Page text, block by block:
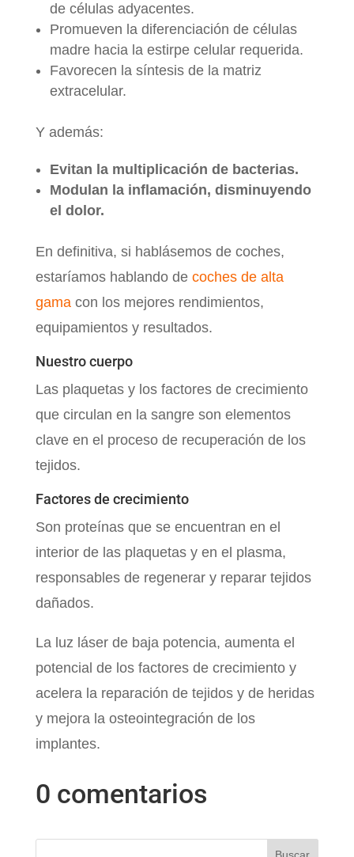
de células adyacentes.
Promueven la diferenciación de células
madre hacia la estirpe celular requerida.
Favorecen la síntesis de la matriz
extracelular.
Y además:
Evitan la multiplicación de bacterias.
Modulan la inflamación, disminuyendo
el dolor.
En definitiva, si hablásemos de coches,
estaríamos hablando de coches de alta
gamacon los mejores rendimientos,
equipamientos y resultados.
Nuestro cuerpo
Las plaquetas y los factores de crecimiento
que circulan en la sangre son elementos
clave en el proceso de recuperación de los
tejidos.
Factores de crecimiento
Son proteínas que se encuentran en el
interior de las plaquetas y en el plasma,
responsables de regenerar y reparar tejidos
dañados.
La luz láser de baja potencia, aumenta el
potencial de los factores de crecimiento y
acelera la reparación de tejidos y de heridas
y mejora la osteointegración de los
implantes.
0 comentarios